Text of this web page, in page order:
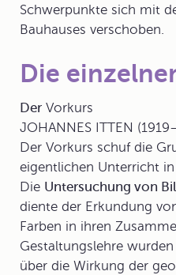
Schwerpunkte sich mit
Bauhauses verschoben.
Die
Der Vorkurs
JOHANNES ITTEN
Der Vorkurs schuf die
eigentlichen Unterricht
Die Untersuchung von
diente der Erkundung
Farben in ihren
Gestaltungslehre
über die Wirkung der